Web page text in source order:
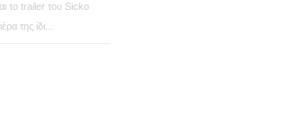
το trailer του Sicko
της ίδι...